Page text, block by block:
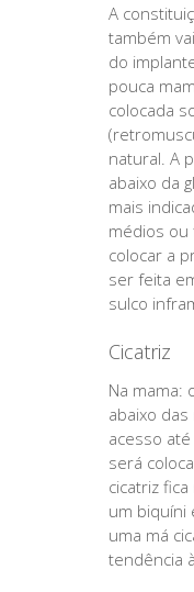
A
também
do
pouca
colocada
natural. A
abaixo da
mais
médios ou
colocar a
ser feita
sulco
Cicatriz
Na mama:
abaixo
acesso
será
cicatriz
um biquíni
uma má
tendência